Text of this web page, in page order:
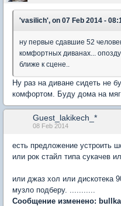
'vasilich', on 07 Feb 2014 -
ну первые сдавшие 52
комфортных диванах...
ближе к сцене..
Ну раз на диване сидеть не
комфортом. Буду дома на
Guest_lakikech_*
08 Feb 2014
есть предложение устроить
или рок стайл типа сукачев
или джаз хол или дискотека
музло подберу. ...........
Сообщение изменено: bullka